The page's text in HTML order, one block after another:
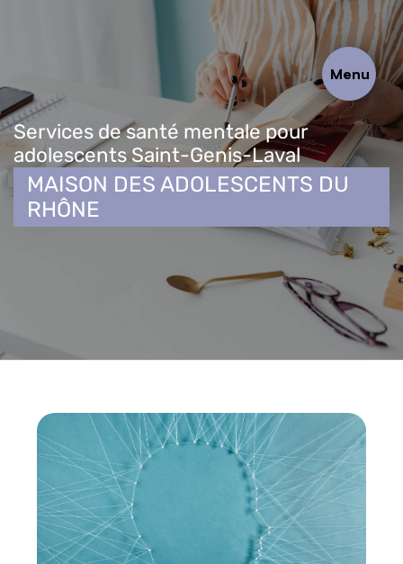
Menu
Services de santé mentale pour
adolescents Saint-Genis-Laval
MAISON DES ADOLESCENTS DU
RHÔNE